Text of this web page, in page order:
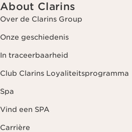
About Clarins
Over de Clarins Group
Onze geschiedenis
In traceerbaarheid
Club Clarins Loyaliteitsprogramma
Spa
Vind een SPA
Carrière